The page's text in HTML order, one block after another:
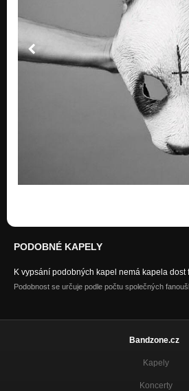
PODOBNÉ KAPELY
K vypsání podobných kapel nemá kapela dost
Podobnost se určuje podle počtu společných
Bandzone.cz
Kapely
Koncerty